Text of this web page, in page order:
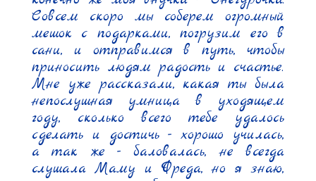
Совсем скоро мы соберем огромный
мешок с подарками, погрузим его в
сани, и отправимся в путь, чтобы
приносить людям радость и счастье.
Мне уже рассказали, какая ты была
непослушная умница в уходящем
году, сколько всего тебе удалось
сделать и достичь - хорошо училась,
а так же - баловалась, не всегда
слушала Маму и Фреда, но я знаю,